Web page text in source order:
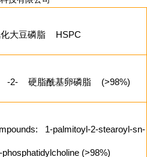
大豆磷脂
HSPC
-2- 硬脂酰基卵磷脂 (>98%)
1-palmitoyl-2-stearoyl-sn-
(>98%)